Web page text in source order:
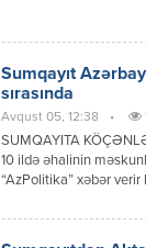
məsul əməkdaşları,
Sumqayıt
sırasında
Avqust 05, 12:38 •
SUMQAYITA
10 ildə əhalinin
“AzPolitika” xəbər
nümayiş etdirib. Bu